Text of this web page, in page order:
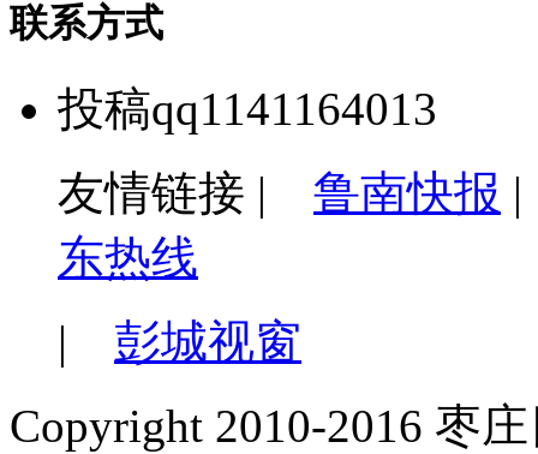
联系方式
投稿qq1141164013
友情链接 | 鲁南快报
东热线
| 彭城视窗
Copyright 2010-2016 枣